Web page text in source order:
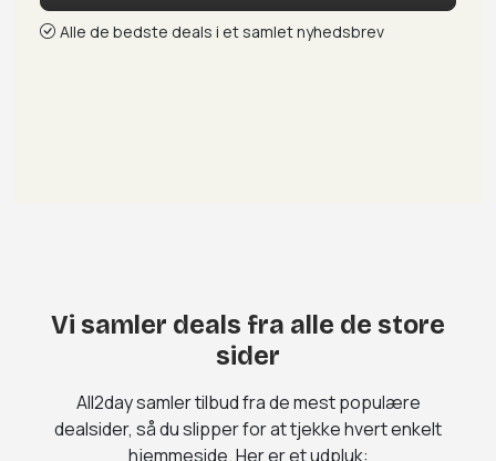
Alle de bedste deals i et samlet nyhedsbrev
Vi samler deals fra alle de store
sider
All2day samler tilbud fra de mest populære
dealsider, så du slipper for at tjekke hvert enkelt
hjemmeside. Her er et udpluk: